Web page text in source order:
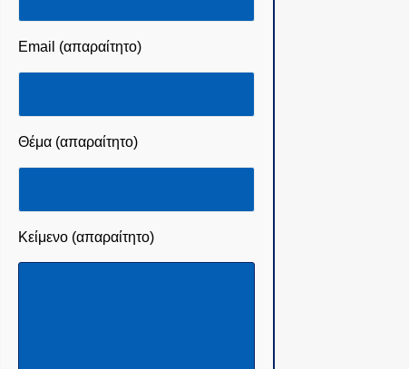
Email (απαραίτητο)
Θέμα (απαραίτητο)
Κείμενο (απαραίτητο)